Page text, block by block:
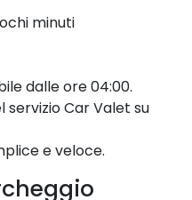
minuti
dalle ore 04:00.
servizio Car Valet su
e veloce.